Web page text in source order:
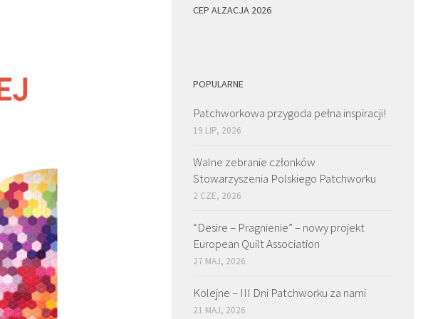
CEP ALZACJA 2026
POPULARNE
Patchworkowa przygoda pełna inspiracji!
19 LIP, 2026
Walne zebranie członków
Stowarzyszenia Polskiego Patchworku
2 CZE, 2026
“Desire – Pragnienie” – nowy projekt
European Quilt Association
27 MAJ, 2026
Kolejne – III Dni Patchworku za nami
21 MAJ, 2026